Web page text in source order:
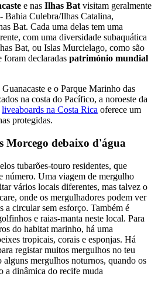
e nas Ilhas Batvisitam geralmente
Bahia Culebra/Ilhas Catalina,
Bat. Cada uma delas tem uma
com uma diversidade subaquática
Bat, ou Islas Murcielago, como são
foram declaradas património mundial
e o Parque Marinho das
na costa do Pacífico, a noroeste da
liveaboards na Costa Rica oferece um
protegidas.
Morcego debaixo d'água
tubarões-touro residentes, que
número. Uma viagem de mergulho
vários locais diferentes, mas talvez o
onde os mergulhadores podem ver
a circular sem esforço. Também é
e raias-manta neste local. Para
do habitat marinho, há uma
tropicais, corais e esponjas. Há
registar muitos mergulhos no teu
mergulhos noturnos, quando os
a dinâmica do recife muda